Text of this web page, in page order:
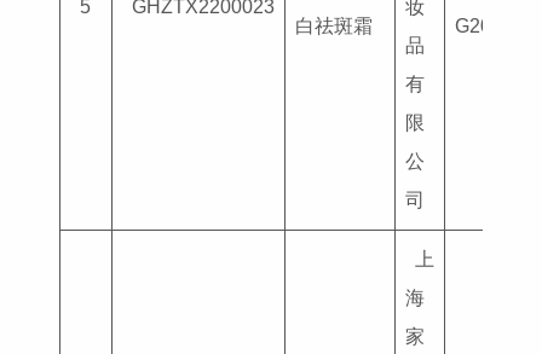
5
GHZTX2200023
白祛斑霜
妆
品
有
限
公
司
上
海
家